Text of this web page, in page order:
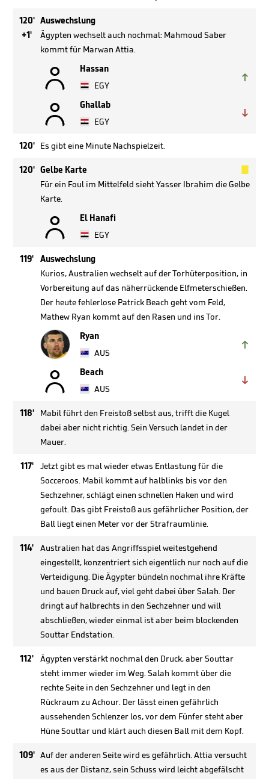
120'
+1'
Auswechslung
Ägypten wechselt auch nochmal: Mahmoud Saber
kommt für Marwan Attia.

Hassan
EGY


Ghallab
EGY

120' Es gibt eine Minute Nachspielzeit.
120' Gelbe Karte
Für ein Foul im Mittelfeld sieht Yasser Ibrahim die Gelbe
Karte.

El Hanafi
EGY
119'
Auswechslung
Kurios, Australien wechselt auf der Torhüterposition, in
Vorbereitung auf das näherrückende Elfmeterschießen.
Der heute fehlerlose Patrick Beach geht vom Feld,
Mathew Ryan kommt auf den Rasen und ins Tor.
Ryan
AUS


Beach
AUS

118'
Mabil führt den Freistoß selbst aus, trifft die Kugel
dabei aber nicht richtig. Sein Versuch landet in der
Mauer.
117'
Jetzt gibt es mal wieder etwas Entlastung für die
Socceroos. Mabil kommt auf halblinks bis vor den
Sechzehner, schlägt einen schnellen Haken und wird
gefoult. Das gibt Freistoß aus gefährlicher Position, der
Ball liegt einen Meter vor der Strafraumlinie.
114'
Australien hat das Angriffsspiel weitestgehend
eingestellt, konzentriert sich eigentlich nur noch auf die
Verteidigung. Die Ägypter bündeln nochmal ihre Kräfte
und bauen Druck auf, viel geht dabei über Salah. Der
dringt auf halbrechts in den Sechzehner und will
abschließen, wieder einmal ist aber beim blockenden
Souttar Endstation.
112'
Ägypten verstärkt nochmal den Druck, aber Souttar
steht immer wieder im Weg. Salah kommt über die
rechte Seite in den Sechzehner und legt in den
Rückraum zu Achour. Der lässt einen gefährlich
aussehenden Schlenzer los, vor dem Fünfer steht aber
Hüne Souttar und klärt auch diesen Ball mit dem Kopf.
109' Auf der anderen Seite wird es gefährlich. Attia versucht
es aus der Distanz, sein Schuss wird leicht abgefälscht